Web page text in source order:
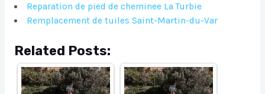
Reparation de pied de cheminee La Turbie
Remplacement de tuiles Saint-Martin-du-Var
Related Posts: